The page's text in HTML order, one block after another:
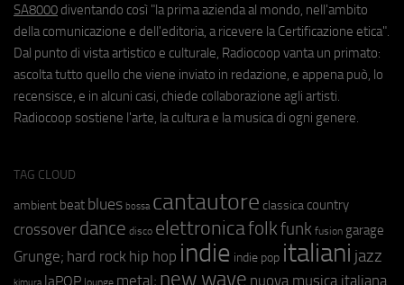
SA8000 diventando così "la prima azienda al mondo, nell'ambito
della comunicazione e dell'editoria, a ricevere la Certificazione etica".
Dal punto di vista artistico e culturale, Radiocoop vanta un primato:
ascolta tutto quello che viene inviato in redazione, e appena può, lo
recensisce, e in alcuni casi, chiede collaborazione agli artisti.
Radiocoop sostiene l'arte, la cultura e la musica di ogni genere.
TAG CLOUD
ambient beat blues bossa cantautore classica country
crossover dance disco elettronicafolkfunk fusion garage
Grunge; hard rock hip hop indie indie pop italiani jazz
laPOP metal; new wave nuova musica italiana